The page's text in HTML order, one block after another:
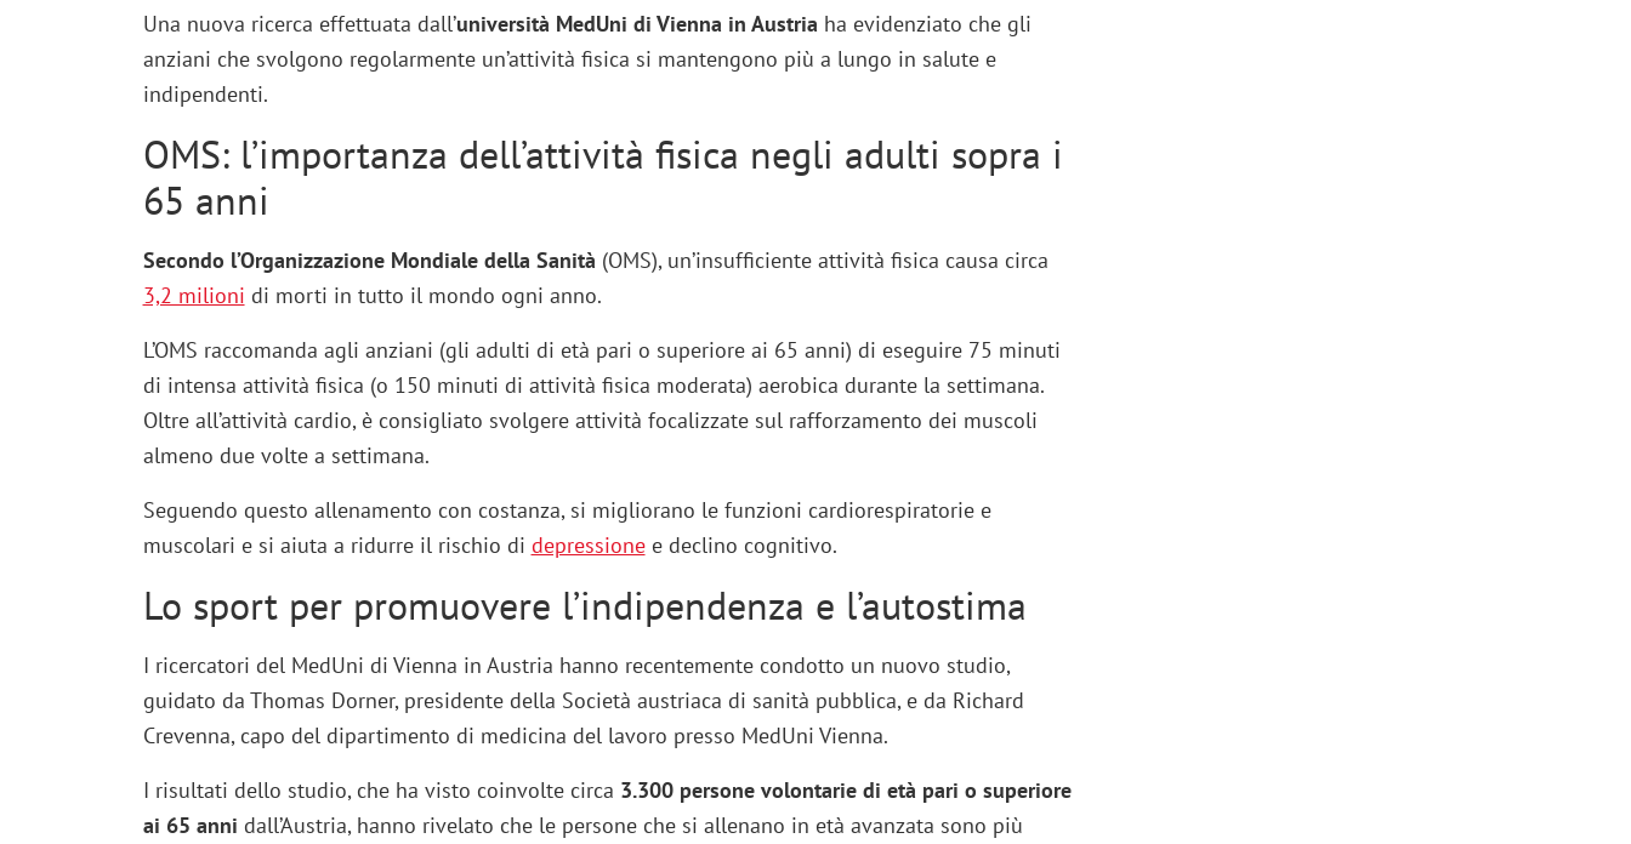
Una nuova ricerca effettuata dall’università MedUni di Vienna in Austria ha evidenziato che gli
anziani che svolgono regolarmente un’attività fisica si mantengono più a lungo in salute e
indipendenti.
OMS: l’importanza dell’attività fisica negli adulti sopra i
65 anni
Secondo l’Organizzazione Mondiale della Sanità (OMS), un’insufficiente attività fisica causa circa
3,2 milioni di morti in tutto il mondo ogni anno.
L’OMS raccomanda agli anziani (gli adulti di età pari o superiore ai 65 anni) di eseguire 75 minuti
di intensa attività fisica (o 150 minuti di attività fisica moderata) aerobica durante la settimana.
Oltre all’attività cardio, è consigliato svolgere attività focalizzate sul rafforzamento dei muscoli
almeno due volte a settimana.
Seguendo questo allenamento con costanza, si migliorano le funzioni cardiorespiratorie e
muscolari e si aiuta a ridurre il rischio di depressionee declino cognitivo.
Lo sport per promuovere l’indipendenza e l’autostima
I ricercatori del MedUni di Vienna in Austria hanno recentemente condotto un nuovo studio,
guidato da Thomas Dorner, presidente della Società austriaca di sanità pubblica, e da Richard
Crevenna, capo del dipartimento di medicina del lavoro presso MedUni Vienna.
I risultati dello studio, che ha visto coinvolte circa 3.300 persone volontarie di età pari o superiore
ai 65 anni dall’Austria, hanno rivelato che le persone che si allenano in età avanzata sono più